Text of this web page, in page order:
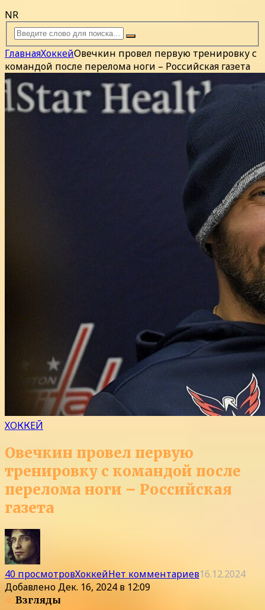
NR
ГлавнаяХоккейОвечкин провел первую тренировку с
командой после перелома ноги – Российская газета
ХОККЕЙ
Овечкин провел первую
тренировку с командой после
перелома ноги – Российская
газета
40 просмотровХоккейНет комментариев16.12.2024
ДобавленоДек. 16, 2024 в 12:09
40Взгляды